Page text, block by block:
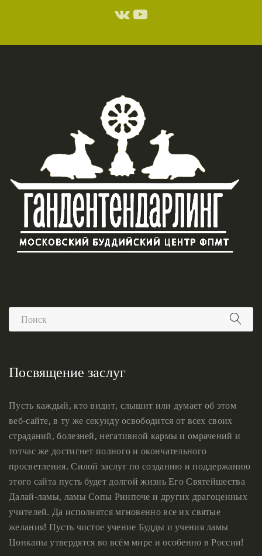
Посвящение заслуг
Пусть каждый, кто видит, слышит или думает об этом
веб-сайте, в ту же секунду освободится от всех своих
страданий, болезней, негативной кармы и омрачений и
тотчас же достигнет полного и окончательного
просветления. Силой заслуг по созданию и поддержанию
этого сайта пусть будет долгой жизнь Его Святейшества
Далай-ламы, ламы Сопы Ринпоче и других драгоценных
учителей. Да исполнятся мгновенно все их святые
желания! Пусть чистое учение Будды и учения ламы
Цонкапы утвердятся во всём мире и особенно в России!